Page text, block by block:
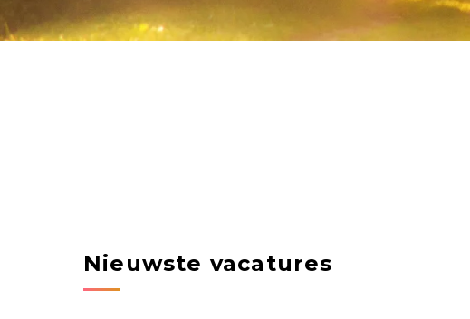
Nieuwste vacatures